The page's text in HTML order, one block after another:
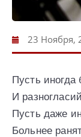
23 Ноября,
Пусть
И
Пусть даже
Больнее